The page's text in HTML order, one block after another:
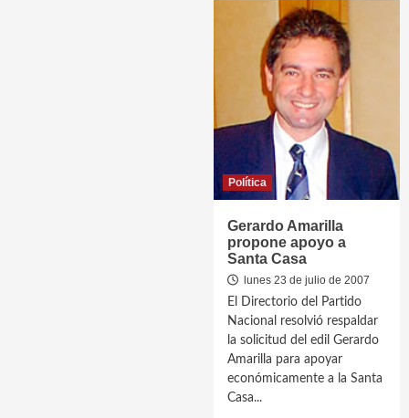
Política
Gerardo Amarilla
propone apoyo a
Santa Casa
lunes 23 de julio de 2007
El Directorio del Partido
Nacional resolvió respaldar
la solicitud del edil Gerardo
Amarilla para apoyar
económicamente a la Santa
Casa...